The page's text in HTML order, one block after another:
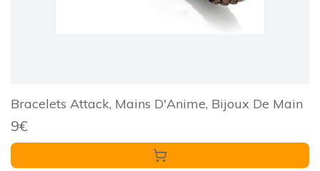
Bracelets Attack, Mains D'Anime, Bijoux De Main
9€